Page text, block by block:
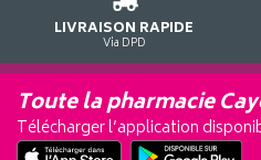
LIVRAISON RAPIDE
Via DPD
Toute la pharmacie
Télécharger l’application